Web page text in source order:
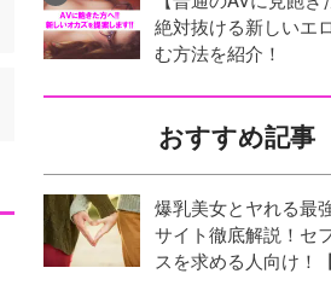
絶対抜ける新しいエ
む方法を紹介！
おすすめ記事
爆乳美女とヤれる最
サイト徹底解説！セ
スを求める人向け！